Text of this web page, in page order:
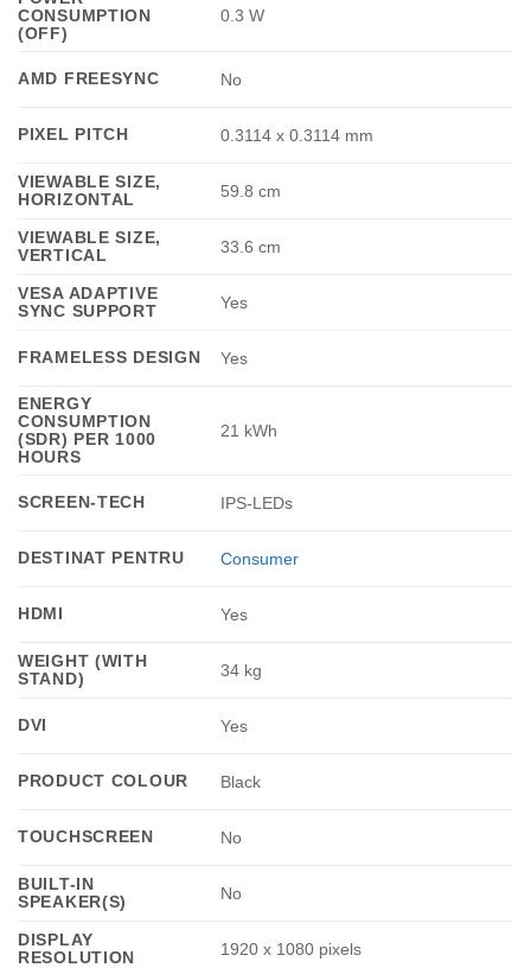
CONSUMPTION
(OFF)
0.3 W
AMD FREESYNC No
PIXEL PITCH 0.3114 x 0.3114 mm
VIEWABLE SIZE,
HORIZONTAL
59.8 cm
VIEWABLE SIZE,
VERTICAL
33.6 cm
VESA ADAPTIVE
SYNC SUPPORT
Yes
FRAMELESS DESIGN Yes
ENERGY
CONSUMPTION
(SDR) PER 1000
HOURS
21 kWh
SCREEN-TECH IPS-LEDs
DESTINAT PENTRU Consumer
HDMI Yes
WEIGHT (WITH
STAND)
34 kg
DVI Yes
PRODUCT COLOUR Black
TOUCHSCREEN No
BUILT-IN
SPEAKER(S)
No
DISPLAY
RESOLUTION
1920 x 1080 pixels